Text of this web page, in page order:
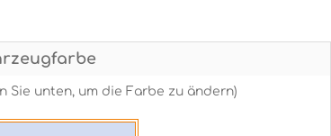
Sie unten, um die Farbe zu ändern)